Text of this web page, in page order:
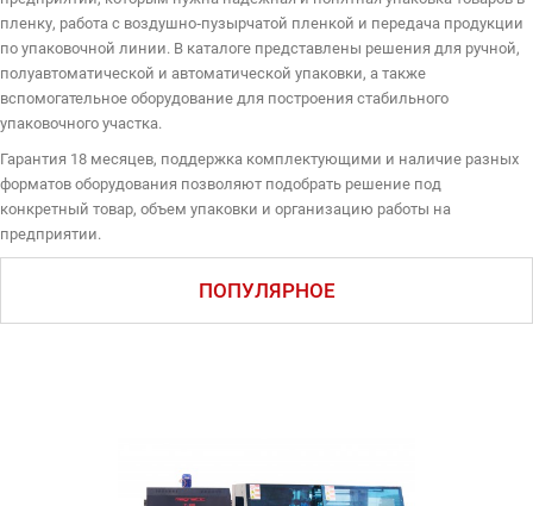
пленку, работа с воздушно‑пузырчатой пленкой и передача продукции
по упаковочной линии. В каталоге представлены решения для ручной,
полуавтоматической и автоматической упаковки, а также
вспомогательное оборудование для построения стабильного
упаковочного участка.
Гарантия 18 месяцев, поддержка комплектующими и наличие разных
форматов оборудования позволяют подобрать решение под
конкретный товар, объем упаковки и организацию работы на
предприятии.
ПОПУЛЯРНОЕ